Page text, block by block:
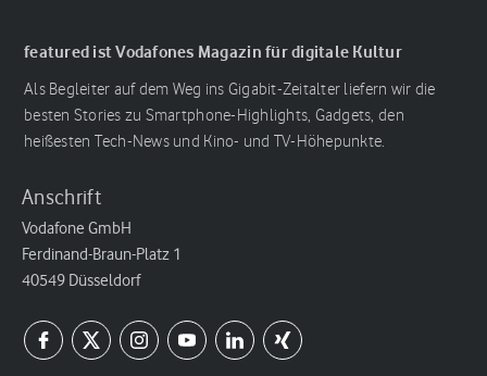
featured ist Vodafones Magazin für digitale Kultur
Als Begleiter auf dem Weg ins Gigabit-Zeitalter liefern wir die
besten Stories zu Smartphone-Highlights, Gadgets, den
heißesten Tech-News und Kino- und TV-Höhepunkte.
Anschrift
Vodafone GmbH
Ferdinand-Braun-Platz 1
40549 Düsseldorf